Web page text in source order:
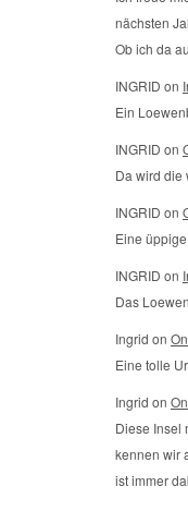
nächsten
Ob ich da
INGRID on
Ein
INGRID on
Da wird die
INGRID on
Eine
INGRID on
Das
Ingrid on
Eine tolle
Ingrid on
Diese Insel
kennen wir
ist immer